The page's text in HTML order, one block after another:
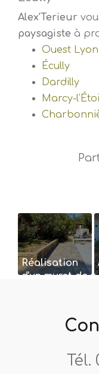
Alex'Terieur
paysagiste à
Ouest
Écully
Dardilly
Marcy-
Réalisation
d'un muret de
Écully dans
Lyonnais a...Tél.